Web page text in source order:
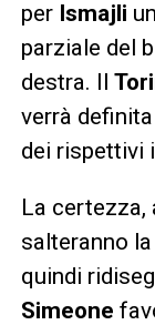
per Ismajli
parziale del
destra. Il
verrà
dei rispettivi
La certezza,
salteranno
quindi
Simeone